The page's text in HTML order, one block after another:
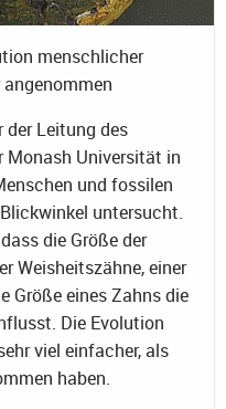
menschlicher
Leitung des
Monash Universität in
und fossilen
untersucht.
die Größe der
Weisheitszähne, einer
Größe eines Zahns die
Die Evolution
viel einfacher, als
haben.